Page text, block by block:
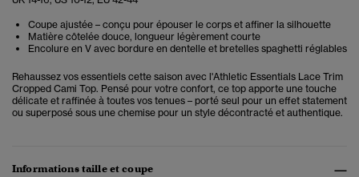
Coupe ajustée – conçu pour épouser le corps et affiner la silhouette
Matière côtelée douce, longueur légèrement courte
Encolure en V avec bordure en dentelle et bretelles spaghetti réglables
Rehaussez vos essentiels cette saison avec l'Athletic Essentials Lace Trim
Cropped Cami Top. Pensé pour votre confort, ce top apporte une touche
délicate et raffinée à toutes vos tenues – porté seul pour un effet statement
ou superposé sous une chemise pour un style décontracté et authentique.
Informations taille et coupe